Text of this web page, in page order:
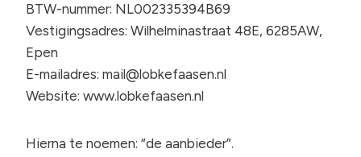
BTW-nummer: NL002335394B69
Vestigingsadres: Wilhelminastraat 48E, 6285AW,
Epen
E-mailadres: mail@lobkefaasen.nl
Website: www.lobkefaasen.nl
Hierna te noemen: “de aanbieder”.